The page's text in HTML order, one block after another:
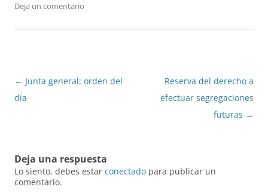
Deja un comentario
Navegación
de
← Junta general: orden del
día
Reserva del derecho a
efectuar segregaciones
futuras →
Deja una respuesta
Lo siento, debes estar conectado para publicar un
comentario.